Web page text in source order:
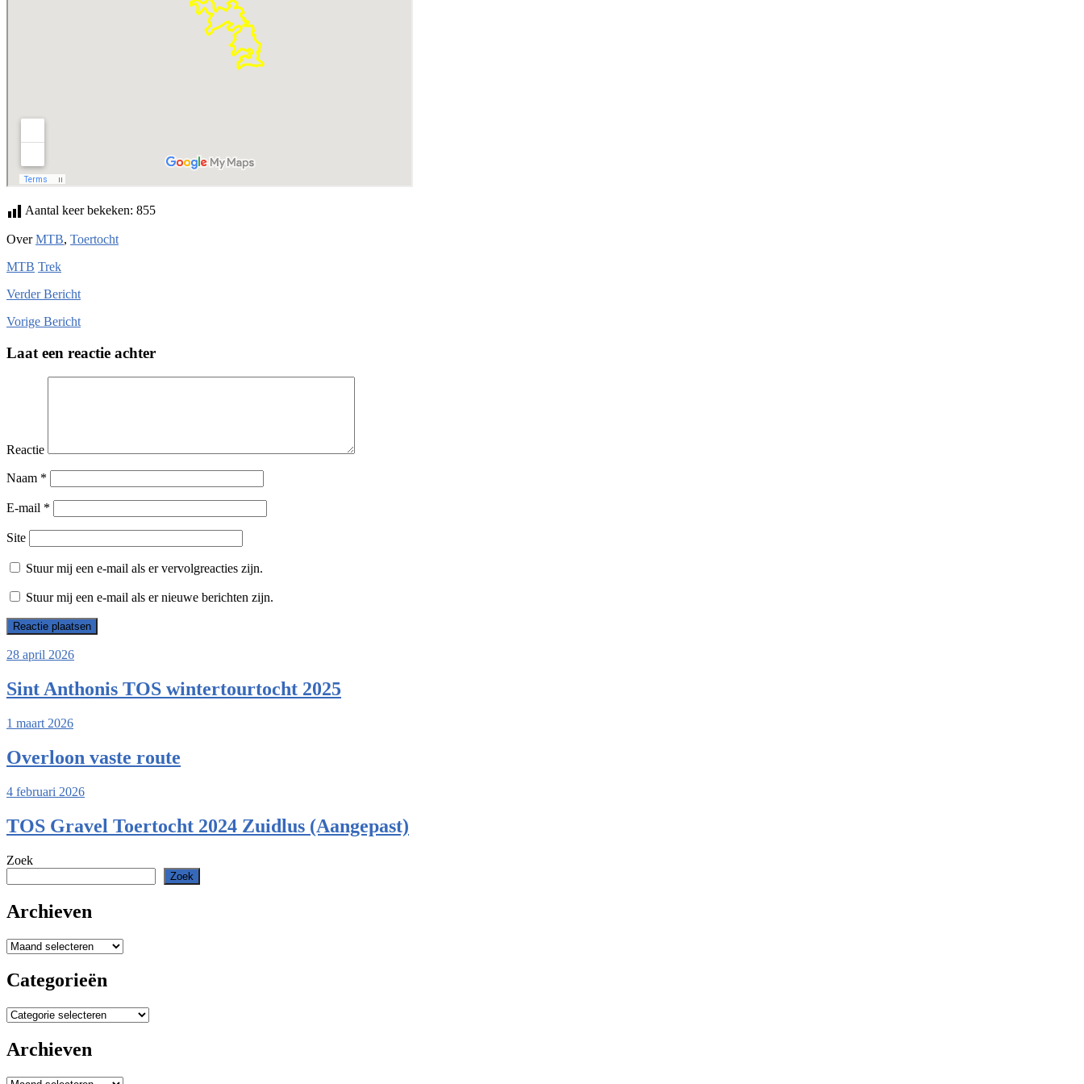
Aantal keer bekeken: 855
OverMTB, Toertocht
MTB Trek
VerderBericht
Vorige Bericht
Laat een reactie achter
Reactie
Naam *
E-mail *
Site
Stuur mij een e-mail als er vervolgreacties zijn.
Stuur mij een e-mail als er nieuwe berichten zijn.
28 april 2026
Sint Anthonis TOS wintertourtocht 2025
1 maart 2026
Overloon vaste route
4 februari 2026
TOS Gravel Toertocht 2024 Zuidlus (Aangepast)
Zoek
Zoek
Archieven
Archieven
Categorieën
Categorieën
Archieven